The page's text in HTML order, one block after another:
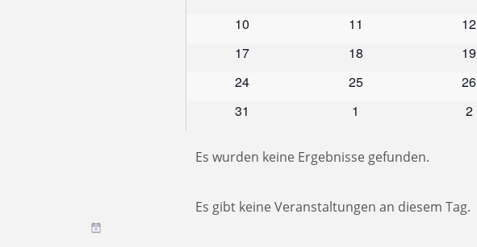
0
10
0
11
0
12
0
17
0
18
0
19
0
24
0
25
0
26
0
31
0
1
0
2
Hinweis
Es wurden keine Ergebnisse gefunden.
Hinweis
Es gibt keine Veranstaltungen an diesem Tag.